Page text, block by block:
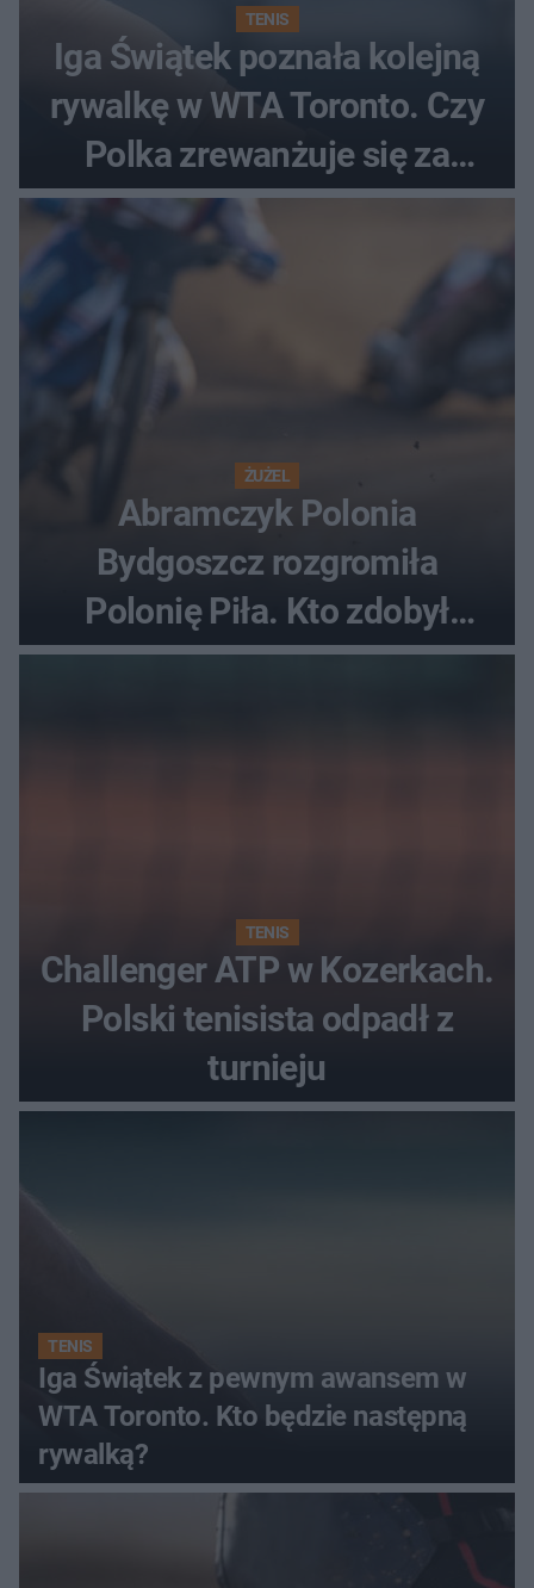
TENIS
Iga Świątek poznała kolejną
rywalkę w WTA Toronto. Czy
Polka zrewanżuje się za
ostatnią porażkę?
ŻUŻEL
Abramczyk Polonia
Bydgoszcz rozgromiła
Polonię Piła. Kto zdobył
najwięcej punktów?
TENIS
Challenger ATP w Kozerkach.
Polski tenisista odpadł z
turnieju
TENIS
Iga Świątek z pewnym awansem w
WTA Toronto. Kto będzie następną
rywalką?